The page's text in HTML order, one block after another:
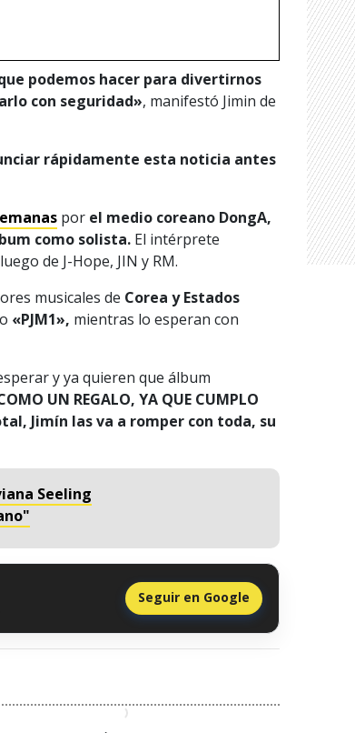
podemos hacer para divertirnos
con seguridad», manifestó Jimin de
rápidamente esta noticia antes
por el medio coreano DongA,
como solista. El intérprete
de J-Hope, JIN y RM.
musicales de Corea y Estados
«PJM1», mientras lo esperan con
y ya quieren que álbum
UN REGALO, YA QUE CUMPLO
Jimín las va a romper con toda, su
Seeling
Seguir en Google